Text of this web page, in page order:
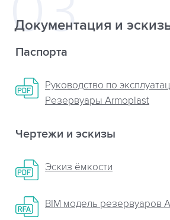
Документация и
Паспорта
Руководство по
Резервуары Armoplast
Чертежи и эскизы
Эскиз ёмкости
BIM модель резервуаров